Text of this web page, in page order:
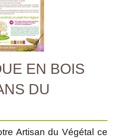
EN BOIS
DU
Artisan du Végétal ce